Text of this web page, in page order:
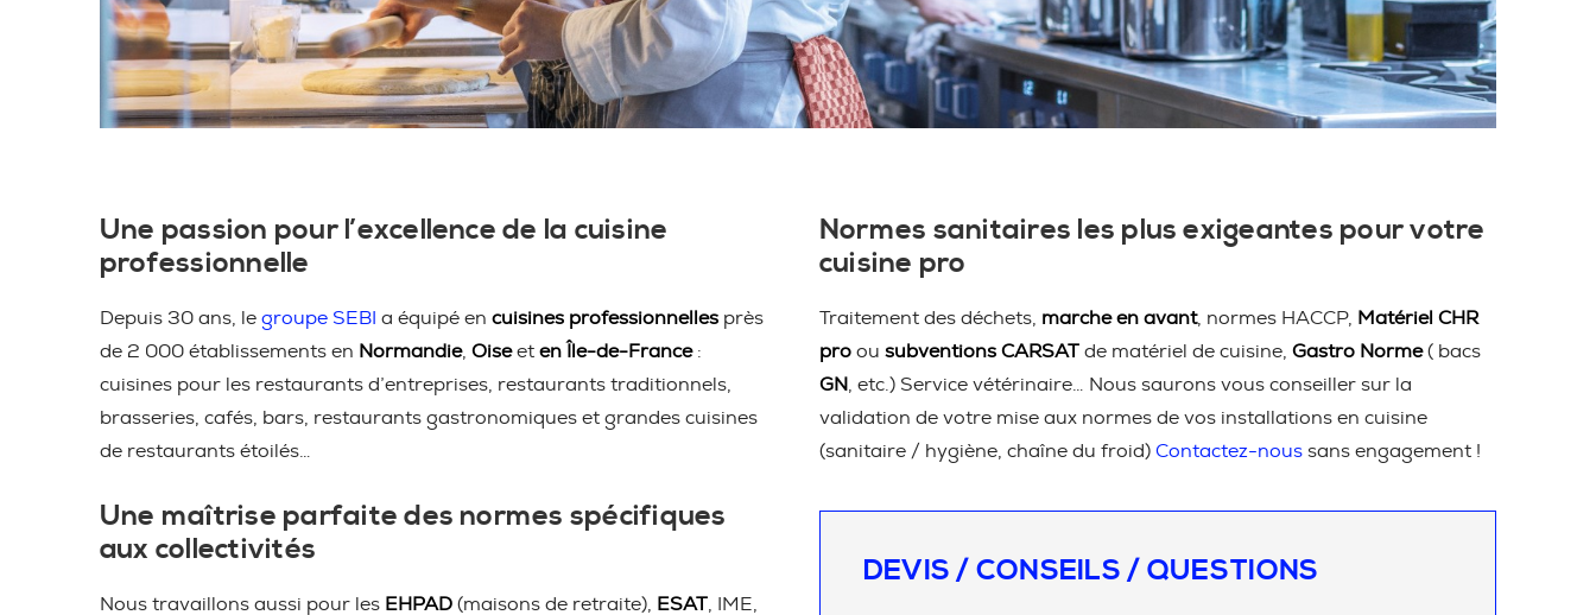
Une passion pour l’excellence de la cuisine
professionnelle
Depuis 30 ans, le groupe SEBI a équipé en cuisines professionnelles près
de 2 000 établissements en Normandie, Oiseet en Île-de-France:
cuisines pour les restaurants d’entreprises, restaurants traditionnels,
brasseries, cafés, bars, restaurants gastronomiques et grandes cuisines
de restaurants étoilés…
Une maîtrise parfaite des normes spécifiques
aux collectivités
Nous travaillons aussi pour les EHPAD (maisons de retraite), ESAT , IME,
Normes sanitaires les plus exigeantes pour votre
cuisine pro
Traitement des déchets, marche en avant, normes HACCP,
Matériel CHR
pro ou subventions CARSAT de matériel de cuisine, Gastro Norme( bacs
GN
, etc.) Service vétérinaire… Nous saurons vous conseiller sur la
validation de votre mise aux normes de vos installations en cuisine
(sanitaire / hygiène, chaîne du froid) Contactez-nous sans engagement !
DEVIS / CONSEILS / QUESTIONS